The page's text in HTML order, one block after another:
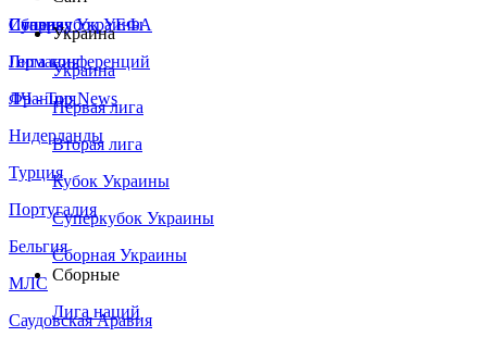
Сборная Украины
Италия
Германия
Франция
Нидерланды
Турция
Португалия
Бельгия
МЛС
Саудовская Аравия
Суперкубок УЕФА
Лига конференций
ЛЧ - Top News
Украина
Украина
Первая лига
Вторая лига
Кубок Украины
Суперкубок Украины
Сборная Украины
Сборные
Лига наций